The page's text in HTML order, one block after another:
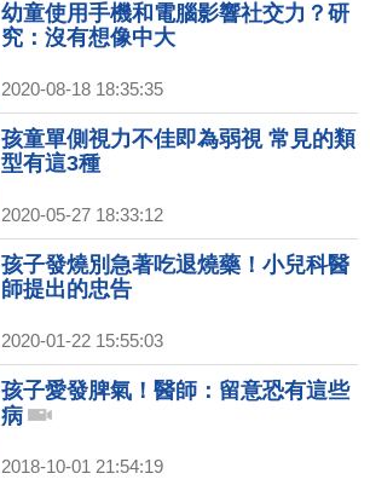
幼童使用手機和電腦影響社交力？研
究：沒有想像中大
2020-08-18 18:35:35
孩童單側視力不佳即為弱視 常見的類
型有這3種
2020-05-27 18:33:12
孩子發燒別急著吃退燒藥！小兒科醫
師提出的忠告
2020-01-22 15:55:03
孩子愛發脾氣！醫師：留意恐有這些
病
2018-10-01 21:54:19